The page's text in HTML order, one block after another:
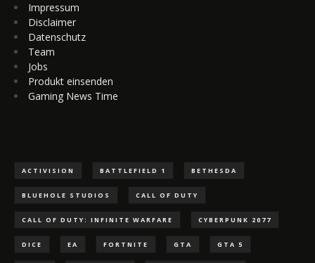
Impressum
Disclaimer
Datenschutz
Team
Jobs
Produkt einsenden
Gaming News Time
ACTIVISION BATTLEFIELD 1 BETHESDA
BLUEHOLE STUDIOS CALL OF DUTY
CALL OF DUTY: INFINITE WARFARE CYBERPUNK 2077
DICE EA FORTNITE GTA GTA 5